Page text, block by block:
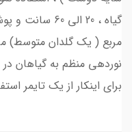
مربع ( یک گلدان متوسط)
نوردهی منظم به گیاهان
برای اینکار از یک تایمر